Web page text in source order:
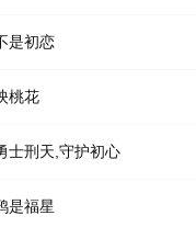
侠巨制因为
亮生物免疫的她，某天因为
乱世之中，有人要发灾难
是初恋
桃花
士刑天,守护初心
是福星